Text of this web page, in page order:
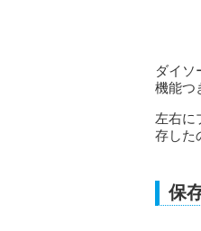
ダイソ
機能つ
左右に
存した
保